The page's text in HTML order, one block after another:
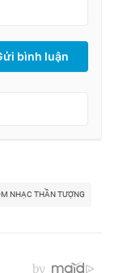
bình luận
NHẠC THẦN TƯỢNG